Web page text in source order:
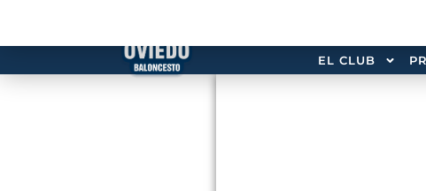
EL CLUB